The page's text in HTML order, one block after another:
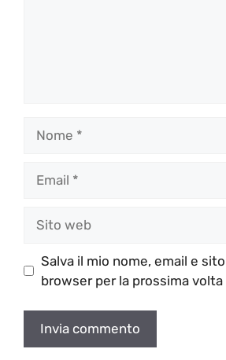
web
Salva il mio nome, email e
browser per la prossima